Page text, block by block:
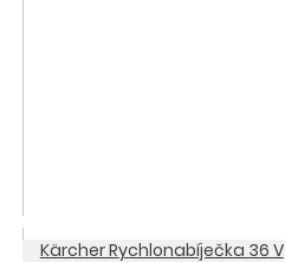
Kärcher Rychlonabíječka 36 V